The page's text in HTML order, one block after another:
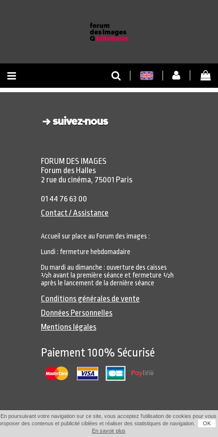
RETOUR À L'ACCUEIL
RETOUR AU SITE
FORUM DES IMAGES
Forum des Halles
2 rue du cinéma, 75001 Paris
01 44 76 63 00
Contact / Assistance
Accueil sur place au Forum des images :
Lundi : fermeture hebdomadaire
Du mardi au dimanche : ouverture des caisses
½h avant la première séance et fermeture ½h
après le lancement de la dernière séance
Conditions générales de vente
Données Personnelles
Mentions légales
Paiement 100% Sécurisé
En poursuivant votre navigation sur ce site, vous acceptez l'utilisation de cookies pour vous
des contenus et publicité ciblées et réaliser des statistiques de navigation.
OK
En savoir plus